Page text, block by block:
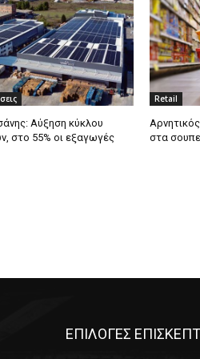
Αύξηση κύκλου
στο 55% οι εξαγωγές
Retail
στα
ΕΠΙΛΟΓΕΣ